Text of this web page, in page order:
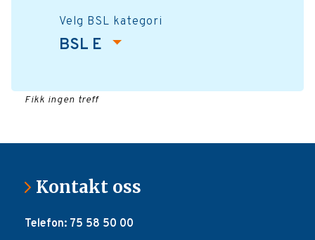
Velg BSL kategori
BSL E
Fikk ingen treff
Kontakt oss
Telefon: 75 58 50 00